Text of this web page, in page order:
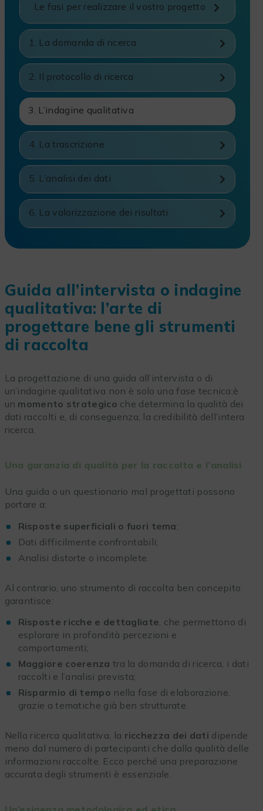
Le fasi per realizzare il vostro progetto
1. La domanda di ricerca
2. Il protocollo di ricerca
3. L’indagine qualitativa
4. La trascrizione
5. L’analisi dei dati
6. La valorizzazione dei risultati
Guida all’intervista o indagine
qualitativa: l’arte di
progettare bene gli strumenti
di raccolta
La progettazione di una guida all’intervista o di
un’indagine qualitativa non è solo una fase tecnica:è
un momento strategico che determina la qualità dei
dati raccolti e, di conseguenza, la credibilità dell’intera
ricerca.
Una garanzia di qualità per la raccolta e l’analisi
Una guida o un questionario mal progettati possono
portare a:
Risposte superficiali o fuori tema;
Dati difficilmente confrontabili;
Analisi distorte o incomplete.
Al contrario, uno strumento di raccolta ben concepito
garantisce:
Risposte ricche e dettagliate, che permettono di
esplorare in profondità percezioni e
comportamenti;
Maggiore coerenza tra la domanda di ricerca, i dati
raccolti e l’analisi prevista;
Risparmio di tempo nella fase di elaborazione,
grazie a tematiche già ben strutturate.
Nella ricerca qualitativa, la ricchezza dei dati dipende
meno dal numero di partecipanti che dalla qualità delle
informazioni raccolte. Ecco perché una preparazione
accurata degli strumenti è essenziale.